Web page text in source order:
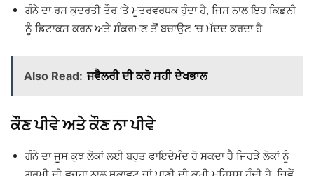
ਗੰਨੇ ਦਾ ਰਸ ਕੁਦਰਤੀ ਤੌਰ ’ਤੇ ਮੂਤਰਵਰਧਕ ਹੁੰਦਾ ਹੈ, ਜਿਸ ਨਾਲ ਇਹ ਕਿਡਨੀ
ਨੂੰ ਡਿਟਾਕਸ ਕਰਨ ਅਤੇ ਸੰਕਰਮਣ ਤੋਂ ਬਚਾਉਣ ’ਚ ਮੱਦਦ ਕਰਦਾ ਹੈ
Also Read: ਜਵੈਲਰੀ ਦੀ ਕਰੋ ਸਹੀ ਦੇਖਭਾਲ
ਕੌਣ ਪੀਵੇ ਅਤੇ ਕੌਣ ਨਾ ਪੀਵੇ
ਗੰਨੇ ਦਾ ਜੂਸ ਕੁਝ ਲੋਕਾਂ ਲਈ ਬਹੁਤ ਫਾਇਦੇਮੰਦ ਹੋ ਸਕਦਾ ਹੈ ਜਿਹੜੇ ਲੋਕਾਂ ਨੂੰ